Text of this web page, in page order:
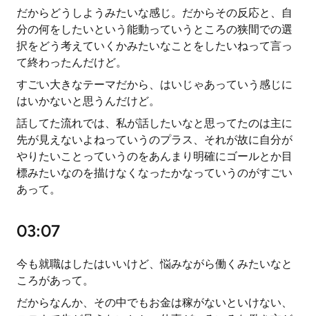
だからどうしようみたいな感じ。だからその反応と、自
分の何をしたいという能動っていうところの狭間での選
択をどう考えていくかみたいなことをしたいねって言っ
て終わったんだけど。
すごい大きなテーマだから、はいじゃあっていう感じに
はいかないと思うんだけど。
話してた流れでは、私が話したいなと思ってたのは主に
先が見えないよねっていうのプラス、それが故に自分が
やりたいことっていうのをあんまり明確にゴールとか目
標みたいなのを描けなくなったかなっていうのがすごい
あって。
03:07
今も就職はしたはいいけど、悩みながら働くみたいなと
ころがあって。
だからなんか、その中でもお金は稼がないといけない、